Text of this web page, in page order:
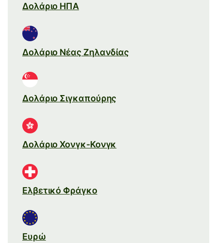
Δολάριο ΗΠΑ
Δολάριο Νέας Ζηλανδίας
Δολάριο Σιγκαπούρης
Δολάριο Χονγκ-Κονγκ
Ελβετικό Φράγκο
Ευρώ